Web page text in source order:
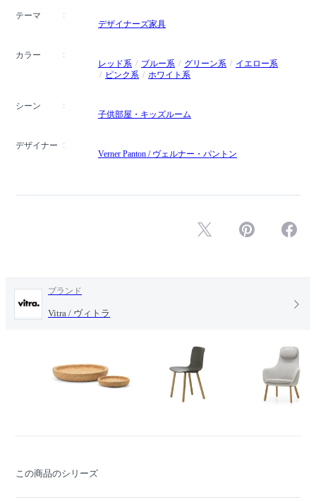
テーマ
デザイナーズ家具
カラー
レッド系
ブルー系 グリーン系
イエロー系
ピンク系
ホワイト系
シーン
子供部屋・キッズルーム
デザイナー
Verner Panton / ヴェルナー・パントン
ブランド
Vitra / ヴィトラ
この商品のシリーズ